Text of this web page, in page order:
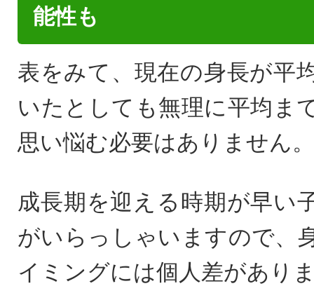
能性も
表をみて、現在の身長が平
いたとしても無理に平均ま
思い悩む必要はありません。
成長期を迎える時期が早い
がいらっしゃいますので、
イミングには個人差があり